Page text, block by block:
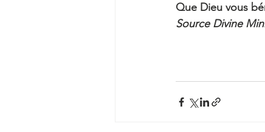
Que Dieu vous
Source Divine